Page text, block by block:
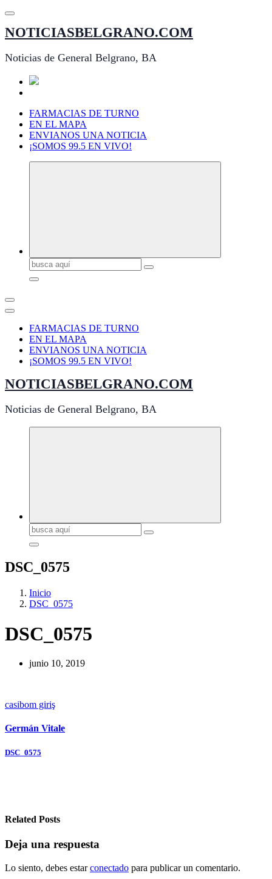
Saltar
contenido
NOTICIASBELGRANO.COM
Noticias de General Belgrano, BA
FARMACIAS DE TURNO
EN EL MAPA
ENVIANOS UNA NOTICIA
¡SOMOS 99.5 EN VIVO!
Buscar:
FARMACIAS DE TURNO
EN EL MAPA
ENVIANOS UNA NOTICIA
¡SOMOS 99.5 EN VIVO!
NOTICIASBELGRANO.COM
Noticias de General Belgrano, BA
Buscar:
DSC_0575
Inicio
DSC_0575
DSC_0575
junio 10, 2019
casibom giriş
Germán Vitale
Navegación
DSC_0575
Related Posts
Deja una respuesta
Lo siento, debes estarconectado para publicar un comentario.